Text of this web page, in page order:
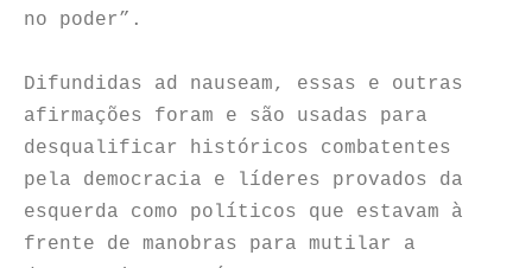
no poder”.
Difundidas ad nauseam, essas e outras
afirmações foram e são usadas para
desqualificar históricos combatentes
pela democracia e líderes provados da
esquerda como políticos que estavam à
frente de manobras para mutilar a